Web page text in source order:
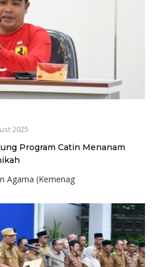
2025
Program Catin Menanam
Agama (Kemenag